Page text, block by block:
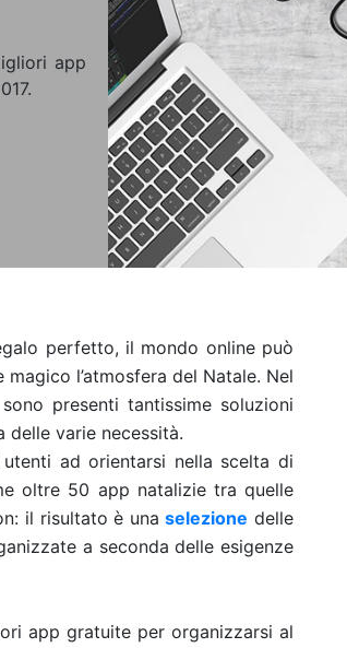
app
perfetto, il mondo online può
l’atmosfera del Natale. Nel
presenti tantissime soluzioni
varie necessità.
ad orientarsi nella scelta di
oltre 50 app natalizie tra quelle
il risultato è unaselezione delle
a seconda delle esigenze
app gratuite per organizzarsi al